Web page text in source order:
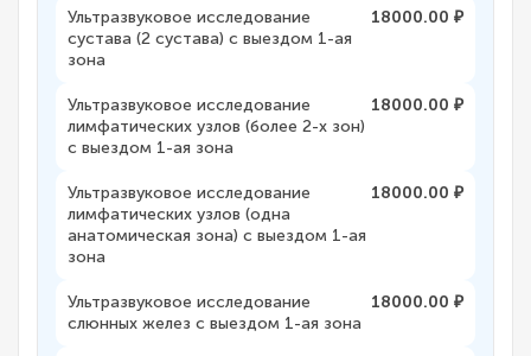
Ультразвуковое исследование
сустава (2 сустава) с выездом 1-ая
зона
18000.00 ₽
Ультразвуковое исследование
лимфатических узлов (более 2-х зон)
с выездом 1-ая зона
18000.00 ₽
Ультразвуковое исследование
лимфатических узлов (одна
анатомическая зона) с выездом 1-ая
зона
18000.00 ₽
Ультразвуковое исследование
слюнных желез с выездом 1-ая зона
18000.00 ₽